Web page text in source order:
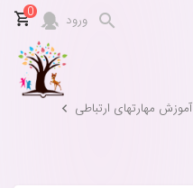
ورود 0
آموزش مهارتهای ارتباطی